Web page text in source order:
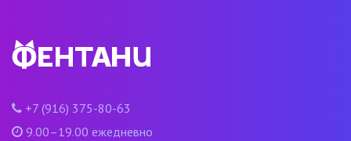
+7 (916) 375-80-63
9.00–19.00 ежедневно